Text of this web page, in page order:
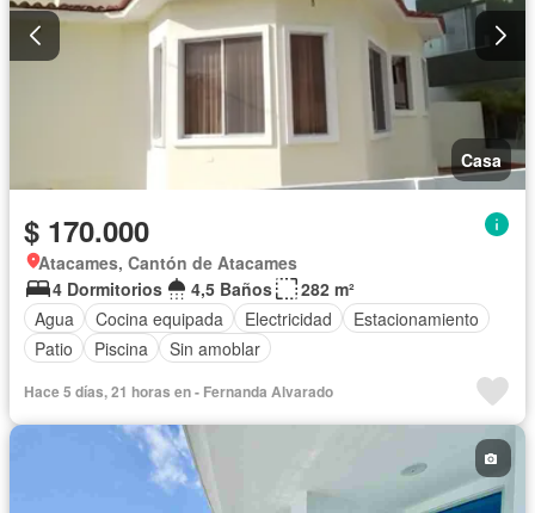
Casa
$ 170.000
Atacames, Cantón de Atacames
4 Dormitorios
4,5 Baños
282 m²
Agua
Cocina equipada Electricidad
Estacionamiento
Patio
Piscina Sin amoblar
Hace 5 días, 21 horas en - Fernanda Alvarado